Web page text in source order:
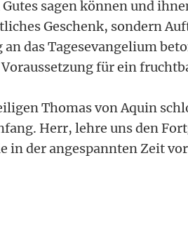
sagen können und
Geschenk, sondern
das Tagesevangelium
für ein
Thomas von Aquin
Herr, lehre uns den
in der angespannten Zeit